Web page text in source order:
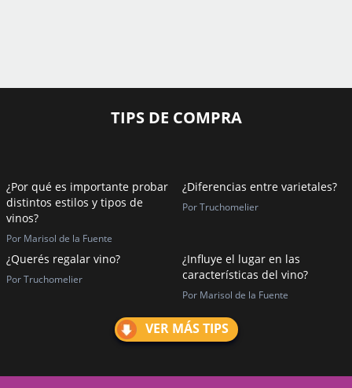
TIPS DE COMPRA
¿Por qué es importante probar
distintos estilos y tipos de
vinos?
Por Marisol de la Fuente
¿Diferencias entre varietales?
Por Truchomelier
¿Querés regalar vino?
Por Truchomelier
¿Influye el lugar en las
características del vino?
Por Marisol de la Fuente
VER MÁS TIPS